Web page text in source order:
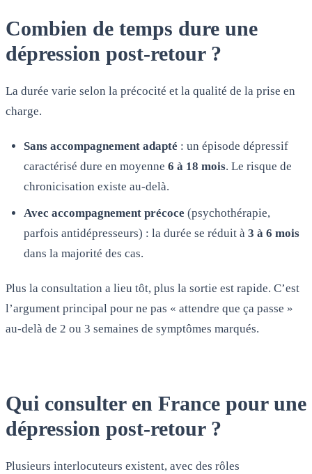
Combien de temps dure une
dépression post-retour ?
La durée varie selon la précocité et la qualité de la prise en
charge.
Sans accompagnement adapté : un épisode dépressif
caractérisé dure en moyenne 6 à 18 mois. Le risque de
chronicisation existe au-delà.
Avec accompagnement précoce (psychothérapie,
parfois antidépresseurs) : la durée se réduit à 3 à 6 mois
dans la majorité des cas.
Plus la consultation a lieu tôt, plus la sortie est rapide. C’est
l’argument principal pour ne pas « attendre que ça passe »
au-delà de 2 ou 3 semaines de symptômes marqués.
Qui consulter en France pour une
dépression post-retour ?
Plusieurs interlocuteurs existent, avec des rôles